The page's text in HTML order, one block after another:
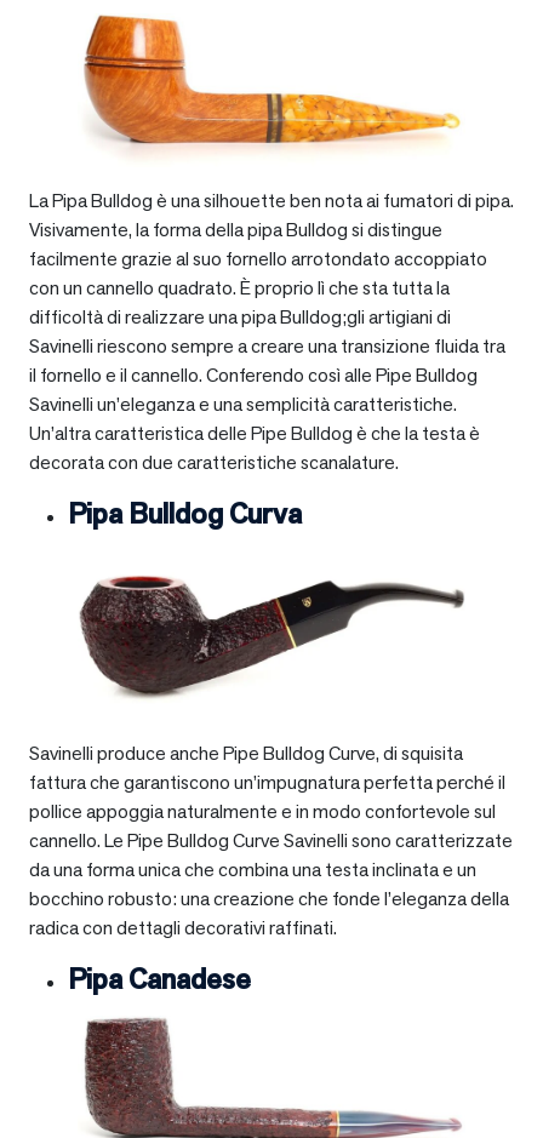
La Pipa Bulldog è una silhouette ben nota ai fumatori di pipa.
Visivamente, la forma della pipa Bulldog si distingue
facilmente grazie al suo fornello arrotondato accoppiato
con un cannello quadrato. È proprio lì che sta tutta la
difficoltà di realizzare una pipa Bulldog;gli artigiani di
Savinelli riescono sempre a creare una transizione fluida tra
il fornello e il cannello. Conferendo così alle Pipe Bulldog
Savinelli un’eleganza e una semplicità caratteristiche.
Un’altra caratteristica delle Pipe Bulldog è che la testa è
decorata con due caratteristiche scanalature.
Pipa Bulldog Curva
Savinelli produce anche Pipe Bulldog Curve, di squisita
fattura che garantiscono un’impugnatura perfetta perché il
pollice appoggia naturalmente e in modo confortevole sul
cannello. Le Pipe Bulldog Curve Savinelli sono caratterizzate
da una forma unica che combina una testa inclinata e un
bocchino robusto: una creazione che fonde l’eleganza della
radica con dettagli decorativi raffinati.
Pipa Canadese